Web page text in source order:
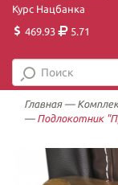
Курс Нацбанка
469.93
5.71
Главная—
— Подлокотник